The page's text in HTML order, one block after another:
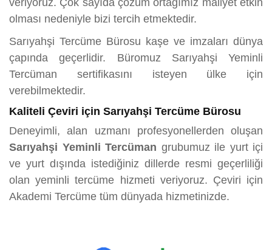
veriyoruz. Çok sayıda çözüm ortağımız maliyet etkin
olması nedeniyle bizi tercih etmektedir.
Sarıyahşi Tercüme Bürosu kaşe ve imzaları dünya
çapında geçerlidir. Büromuz Sarıyahşi Yeminli
Tercüman sertifikasını isteyen ülke için
verebilmektedir.
Kaliteli Çeviri için Sarıyahşi Tercüme Bürosu
Deneyimli, alan uzmanı profesyonellerden oluşan
Sarıyahşi Yeminli Tercüman grubumuz ile yurt içi
ve yurt dışında istediğiniz dillerde resmi geçerliliği
olan yeminli tercüme hizmeti veriyoruz. Çeviri için
Akademi Tercüme tüm dünyada hizmetinizde.